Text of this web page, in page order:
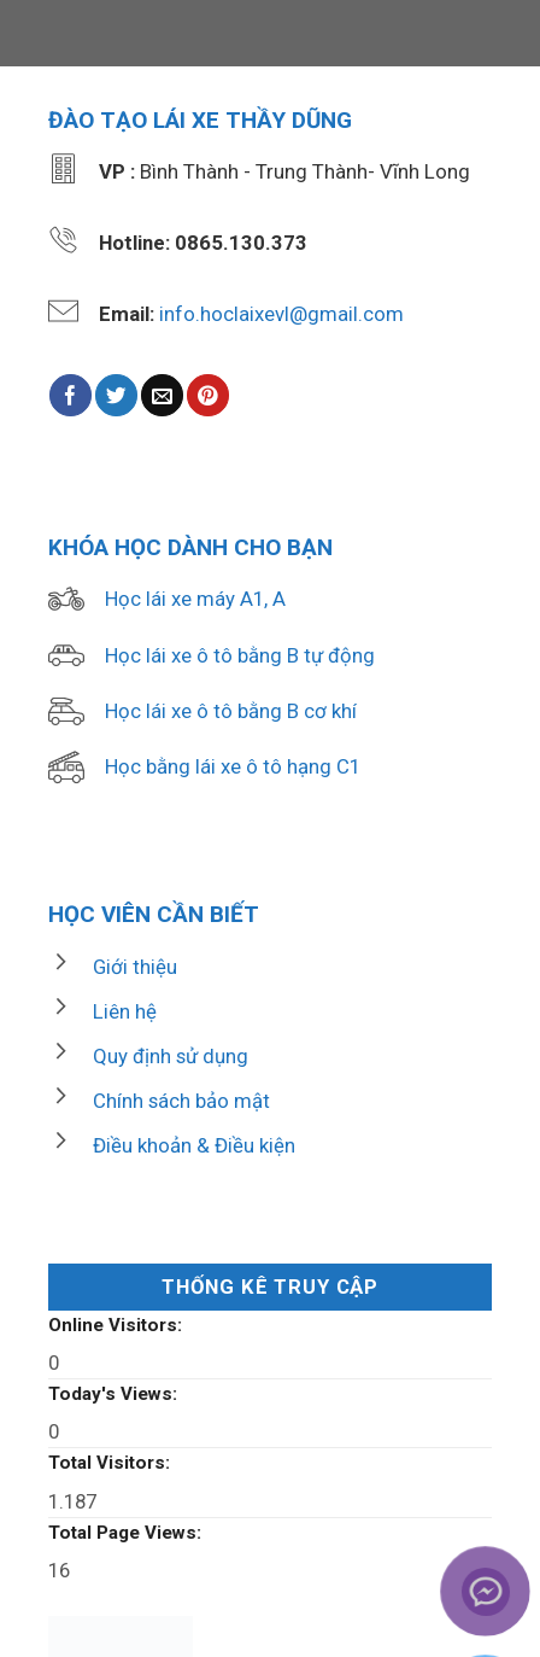
ĐÀO TẠO LÁI XE THẦY DŨNG
VP :Bình Thành - Trung Thành- Vĩnh Long
Hotline: 0865.130.373
Email: info.hoclaixevl@gmail.com
KHÓA HỌC DÀNH CHO BẠN
Học lái xe máy A1, A
Học lái xe ô tô bằng B tự động
Học lái xe ô tô bằng B cơ khí
Học bằng lái xe ô tô hạng C1
HỌC VIÊN CẦN BIẾT
Giới thiệu
Liên hệ
Quy định sử dụng
Chính sách bảo mật
Điều khoản & Điều kiện
THỐNG KÊ TRUY CẬP
Online Visitors:
0
Today's Views:
0
Total Visitors:
1.187
Total Page Views:
16